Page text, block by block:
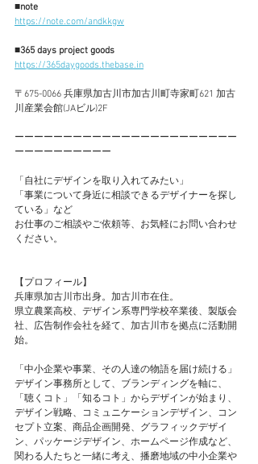
■note
https://note.com/andkkgw
■365 days project goods
https://365daygoods.thebase.in
〒675-0066 兵庫県加古川市加古川町寺家町621 加古
川産業会館(JAビル)2F
ーーーーーーーーーーーーーーーーーーーーーーー
ーーーーーーーーーー
​「自社にデザインを取り入れてみたい」
「事業について身近に相談できるデザイナーを探し
ている」​など
お仕事のご相談やご依頼等、お気軽にお問い合わせ
ください。
【プロフィール】
兵庫県加古川市出身。加古川市在住。
県立農業高校、デザイン系専門学校卒業後、製版会
社、広告制作会社を経て、加古川市を拠点に活動開
始。
「中小企業や事業、その人達の物語を届け続ける」
デザイン事務所として、ブランディングを軸に、
「聴くコト」「知るコト」からデザインが始まり、
デザイン戦略、コミュニケーションデザイン、コン
セプト立案、商品企画開発、グラフィックデザイ
ン、パッケージデザイン、ホームページ作成など、
関わる人たちと一緒に考え、播磨地域の中小企業や